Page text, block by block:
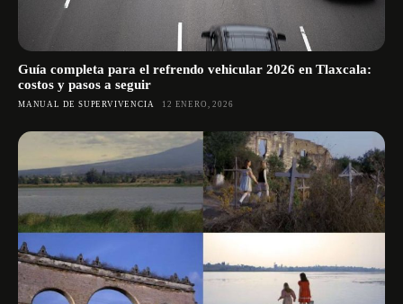
Guía completa para el refrendo vehicular 2026 en Tlaxcala:
costos y pasos a seguir
MANUAL DE SUPERVIVENCIA 12 ENERO, 2026